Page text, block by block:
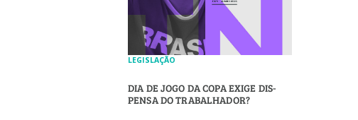
LEGISLAÇÃO
DIA DE JOGO DA COPA EXIGE DIS­
PENSA DO TRA­BA­LHADOR?